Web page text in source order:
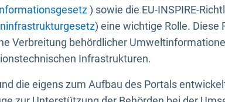
) sowie die EU-INSPIRE-
) eine wichtige Rolle.
Verbreitung behördlicher
Infrastrukturen.
die eigens zum Aufbau des Portals